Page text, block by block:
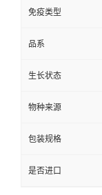
免疫类型
品系
生长状态
物种来源
包装规格
是否进口